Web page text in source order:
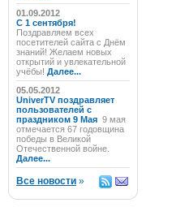
01.09.2012
C 1 сентября!
Поздравляем всех
посетителей сайта с Днём
знаний! Желаем новых
открытий и увлекательной
учёбы! Далее...
05.05.2012
UniverTV поздравляет
пользователей с
праздником 9 Мая 9 мая
отмечается 67 годовщина
победы в Великой
Отечественной войне.
Далее...
Все новости »